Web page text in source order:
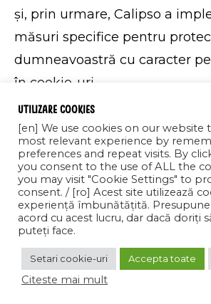
și, prin urmare, Calipso a
măsuri specifice pentru
dumneavoastră cu caracter
în cookie-uri.
Cookie-urile sunt instalate
solicitării emise de un web
browser (de exemplu Internet
Google Chrome, Opera,
etc.) și sunt complet pasive –
software, viruși, spyware și nu
informațiile stocate pe hard
utilizatorului. Cookie-urile nu
din fragmente de cod, astfel
Utilizare cookies
[en] We use cookies on our website
most relevant experience by
preferences and repeat visits. By
you consent to the use of ALL the
you may visit "Cookie Settings" to
consent. / [ro] Acest site utilizează
experiență îmbunătățită.
acord cu acest lucru, dar dacă doriți
puteți face.
Setari cookie-uri Accepta toate
Citeste mai mult